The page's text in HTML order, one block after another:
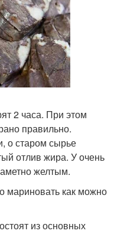
2 часа. При этом
правильно.
о старом сырье
отлив жира. У очень
желтым.
мариновать как можно
из основных